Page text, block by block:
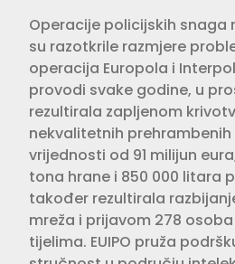
Operacije policijskih snaga
su razotkrile razmjere
operacija Europola i
provodi svake godine, u
rezultirala zapljenom
nekvalitetnih
vrijednosti od 91 milijun
tona hrane i 850 000 litara
također rezultirala
mreža i prijavom 278
tijelima. EUIPO pruža